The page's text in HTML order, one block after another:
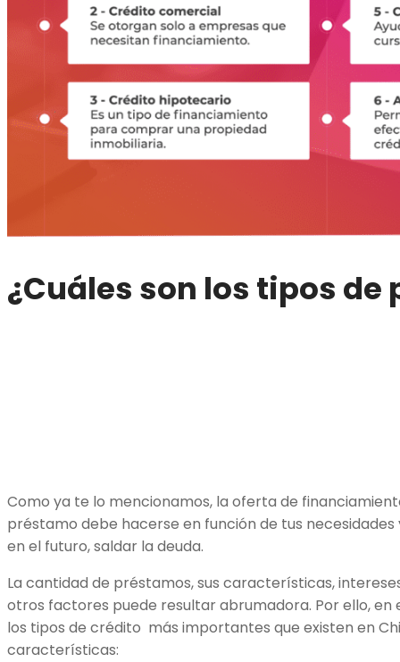
¿Cuáles son los tipos de
Como ya te lo mencionamos, la oferta de
préstamo debe hacerse en función de tus
en el futuro, saldar la deuda.
La cantidad de préstamos, sus características,
otros factores puede resultar abrumadora. Por ello,
los tipos de crédito más importantes que existen en
características: